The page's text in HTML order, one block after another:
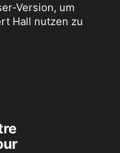
Version, um
Hall nutzen zu